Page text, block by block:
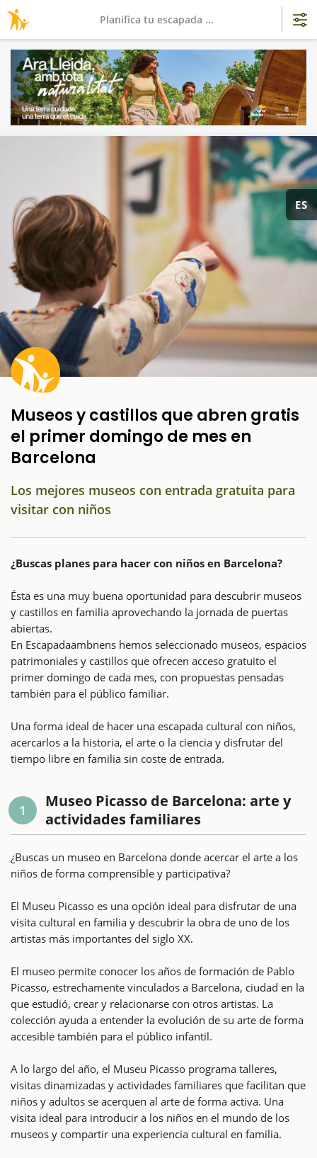
ES
Museos y castillos que abren gratis
el primer domingo de mes en
Barcelona
Los mejores museos con entrada gratuita para
visitar con niños
¿Buscas planes para hacer con niños en Barcelona?
Ésta es una muy buena oportunidad para descubrir museos
y castillos en familia aprovechando la jornada de puertas
abiertas.
En Escapadaambnens hemos seleccionado museos, espacios
patrimoniales y castillos que ofrecen acceso gratuito el
primer domingo de cada mes, con propuestas pensadas
también para el público familiar.
Una forma ideal de hacer una escapada cultural con niños,
acercarlos a la historia, el arte o la ciencia y disfrutar del
tiempo libre en familia sin coste de entrada.
1
Museo Picasso de Barcelona: arte y
actividades familiares
¿Buscas un museo en Barcelona donde acercar el arte a los
niños de forma comprensible y participativa?
El Museu Picasso es una opción ideal para disfrutar de una
visita cultural en familia y descubrir la obra de uno de los
artistas más importantes del siglo XX.
El museo permite conocer los años de formación de Pablo
Picasso, estrechamente vinculados a Barcelona, ciudad en la
que estudió, crear y relacionarse con otros artistas. La
colección ayuda a entender la evolución de su arte de forma
accesible también para el público infantil.
A lo largo del año, el Museu Picasso programa talleres,
visitas dinamizadas y actividades familiares que facilitan que
niños y adultos se acerquen al arte de forma activa. Una
visita ideal para introducir a los niños en el mundo de los
museos y compartir una experiencia cultural en familia.
Planifica tu escapada ...